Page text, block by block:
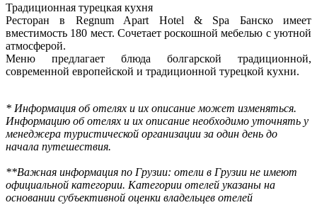
Традиционная турецкая кухня
Ресторан в Regnum Apart Hotel & Spa Банско имеет
вместимость 180 мест. Сочетает роскошной мебелью с уютной
атмосферой.
Меню предлагает блюда болгарской традиционной,
современной европейской и традиционной турецкой кухни.
* Информация об отелях и их описание может изменяться.
Информацию об отелях и их описание необходимо уточнять у
менеджера туристической организации за один день до
начала путешествия.
**Важная информация по Грузии: отели в Грузии не имеют
официальной категории. Категории отелей указаны на
основании субъективной оценки владельцев отелей